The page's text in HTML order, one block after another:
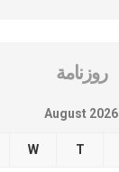
روزنامة
August 2026
W T